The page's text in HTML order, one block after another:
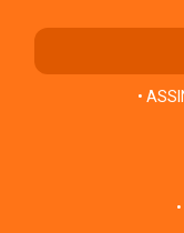
•